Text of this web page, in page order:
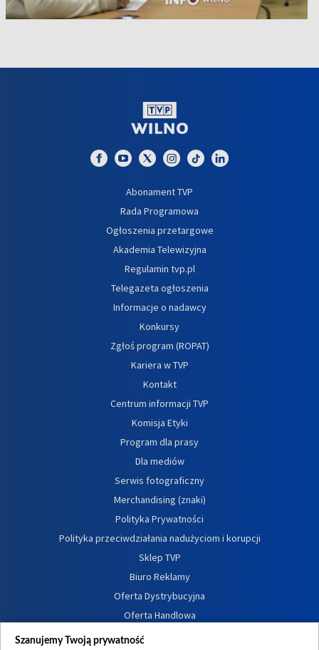
Abonament TVP
Rada Programowa
Ogłoszenia przetargowe
Akademia Telewizyjna
Regulamin tvp.pl
Telegazeta ogłoszenia
Informacje o nadawcy
Konkursy
Zgłoś program (ROPAT)
Kariera w TVP
Kontakt
Centrum informacji TVP
Komisja Etyki
Program dla prasy
Dla mediów
Serwis fotograficzny
Merchandising (znaki)
Polityka Prywatności
Polityka przeciwdziałania nadużyciom i korupcji
Sklep TVP
Biuro Reklamy
Oferta Dystrybucyjna
Oferta Handlowa
Dostępność
Szanujemy Twoją prywatność